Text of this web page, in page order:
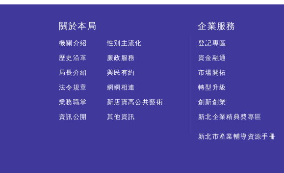
關於本局
機關介紹
歷史沿革
局長介紹
法令規章
業務職掌
資訊公開
性別主流化
廉政服務
與民有約
網網相連
新店寶高公共藝術
其他資訊
企業服務
登記專區
資金融通
市場開拓
轉型升級
創新創業
新北企業精典奬專區
新北市產業輔導資源手冊